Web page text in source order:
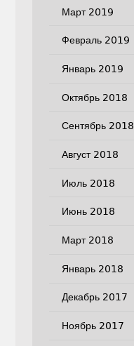
Март 2019
Февраль 2019
Январь 2019
Октябрь 2018
Сентябрь 2018
Август 2018
Июль 2018
Июнь 2018
Март 2018
Январь 2018
Декабрь 2017
Ноябрь 2017